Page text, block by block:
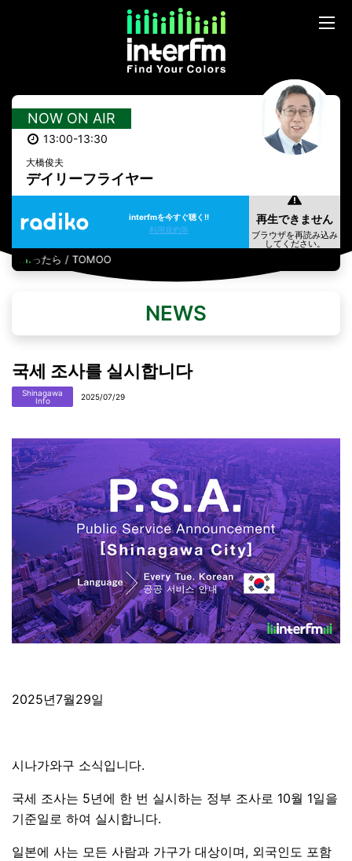
NOW ON AIR
13:00-13:30
大橋俊夫
デイリーフライヤー
interfmを今すぐ聴く!!
利用規約等
なったら / TOMOO
NEWS
국세 조사를 실시합니다
Shinagawa
Info
2025/07/29
2025년7월29일
시나가와구 소식입니다.
국세 조사는 5년에 한 번 실시하는 정부 조사로 10월 1일을
기준일로 하여 실시합니다.
일본에 사는 모든 사람과 가구가 대상이며, 외국인도 포함